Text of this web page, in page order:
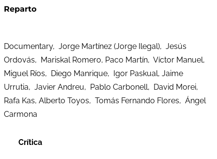
Reparto
Documentary, Jorge Martínez (Jorge Ilegal), Jesús
Ordovás, Mariskal Romero, Paco Martín, Víctor Manuel,
Miguel Ríos, Diego Manrique, Igor Paskual, Jaime
Urrutia, Javier Andreu, Pablo Carbonell, David Morei,
Rafa Kas, Alberto Toyos, Tomás Fernando Flores, Ángel
Carmona
Crítica